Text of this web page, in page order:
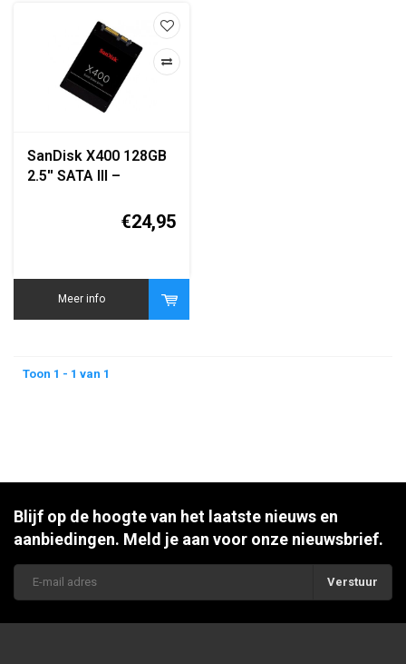
SanDisk X400 128GB
2.5'' SATA III –
€24,95
Meer info
Toon 1 - 1 van 1
Blijf op de hoogte van het laatste nieuws en
aanbiedingen. Meld je aan voor onze nieuwsbrief.
Verstuur